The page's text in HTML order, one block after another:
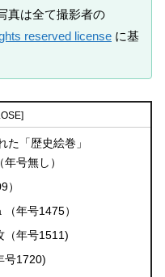
真は全て撮影者の
reserved license に基
た「歴史絵巻」
号無し）
）
年号1475）
（年号1511)
号1720)